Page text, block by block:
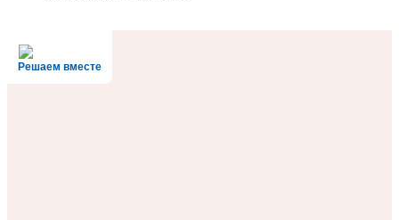
Решаем вместе